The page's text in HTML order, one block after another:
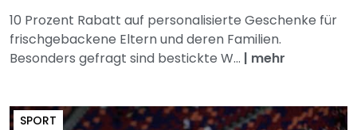
10 Prozent Rabatt auf personalisierte Geschenke für
frischgebackene Eltern und deren Familien.
Besonders gefragt sind bestickte W... | mehr
SPORT